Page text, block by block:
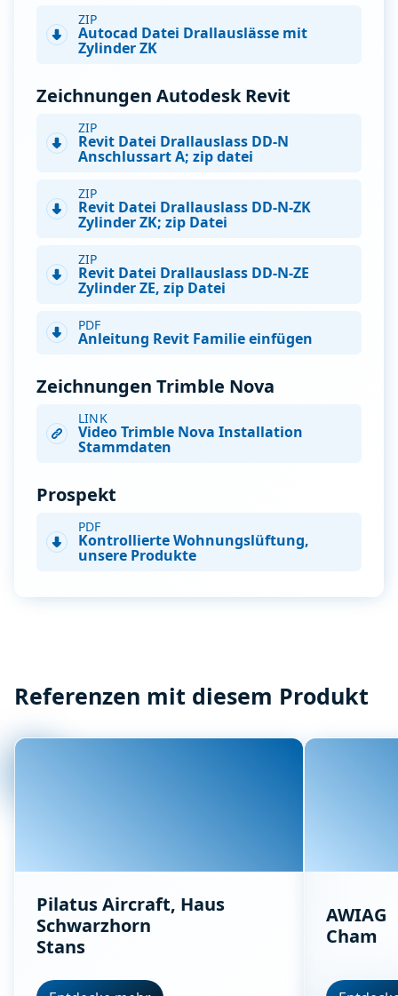
ZIP
Autocad Datei Drallauslässe mit
Zylinder ZK
Zeichnungen Autodesk Revit
ZIP
Revit Datei Drallauslass DD-N
Anschlussart A; zip datei
ZIP
Revit Datei Drallauslass DD-N-ZK
Zylinder ZK; zip Datei
ZIP
Revit Datei Drallauslass DD-N-ZE
Zylinder ZE, zip Datei
PDF
Anleitung Revit Familie einfügen
Zeichnungen Trimble Nova
LINK
Video Trimble Nova Installation
Stammdaten
Prospekt
PDF
Kontrollierte Wohnungslüftung,
unsere Produkte
Referenzen mit diesem Produkt
Pilatus Aircraft, Haus
Schwarzhorn
Stans
AWIAG
Cham